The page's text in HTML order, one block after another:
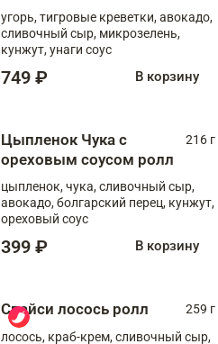
угорь, тигровые креветки, авокадо,
сливочный сыр, микрозелень,
кунжут, унаги соус
749 ₽ В корзину
Цыпленок Чука с
ореховым соусом ролл
216 г
цыпленок, чука, сливочный сыр,
авокадо, болгарский перец, кунжут,
ореховый соус
399 ₽ В корзину
Спайси лосось ролл
259 г
лосось, краб-крем, сливочный сыр,